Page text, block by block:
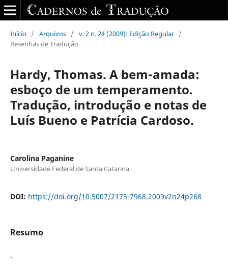
Início / Arquivos / v. 2 n. 24 (2009): Edição Regular /
Resenhas de Tradução
Hardy, Thomas. A bem-amada:
esboço de um temperamento.
Tradução, introdução e notas de
Luís Bueno e Patrícia Cardoso.
Carolina Paganine
Universidade Federal de Santa Catarina
DOI: https://doi.org/10.5007/2175-7968.2009v2n24p268
Resumo
.